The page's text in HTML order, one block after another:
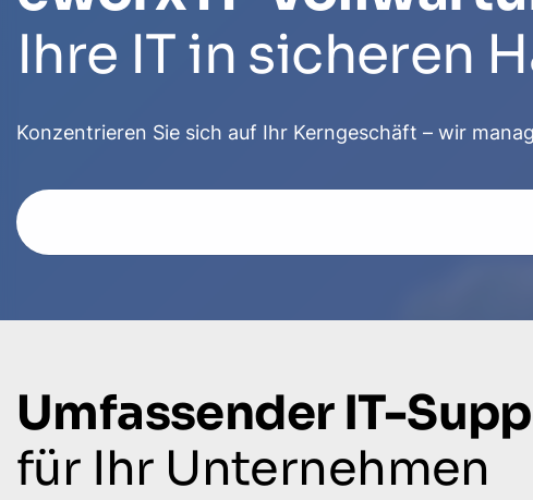
Ihre IT in sicheren
Konzentrieren Sie sich auf Ihr Kerngeschäft – wir
Umfassender IT-
für Ihr Unternehmen